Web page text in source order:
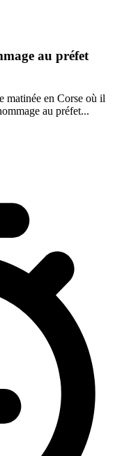
au préfet
matinée en Corse où il
au préfet...